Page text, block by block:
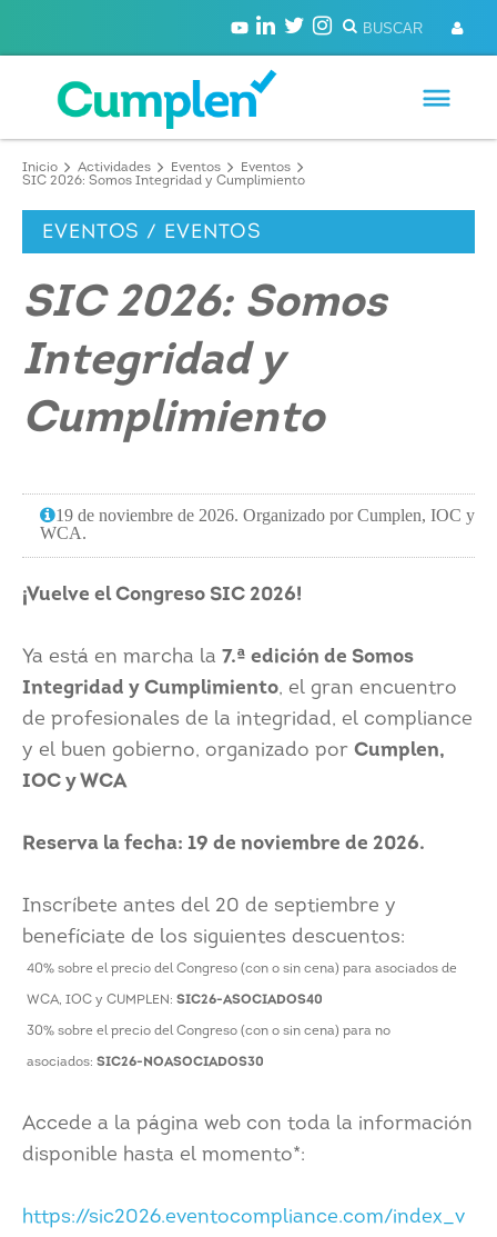
Inicio Actividades Eventos
Eventos
SIC 2026: Somos Integridad y Cumplimiento
EVENTOS / EVENTOS
SIC 2026: Somos
Integridad y
Cumplimiento
19 de noviembre de 2026. Organizado por Cumplen, IOC y
WCA.
¡Vuelve el Congreso SIC 2026!
Ya está en marcha la 7.ª edición de Somos
Integridad y Cumplimiento, el gran encuentro
de profesionales de la integridad, el compliance
y el buen gobierno, organizado por Cumplen,
IOC y WCA
Reserva la fecha: 19 de noviembre de 2026.
Inscríbete antes del 20 de septiembre y
benefíciate de los siguientes descuentos:
40% sobre el precio del Congreso (con o sin cena) para asociados de
WCA, IOC y CUMPLEN: SIC26-ASOCIADOS40
30% sobre el precio del Congreso (con o sin cena) para no
asociados: SIC26-NOASOCIADOS30
Accede a la página web con toda la información
disponible hasta el momento*:
https://sic2026.eventocompliance.com/index_v